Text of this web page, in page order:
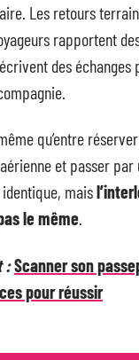
Les retours
rapportent
des
qu’entre
et passer
mais
le même.
:Scanner son
pour réussir